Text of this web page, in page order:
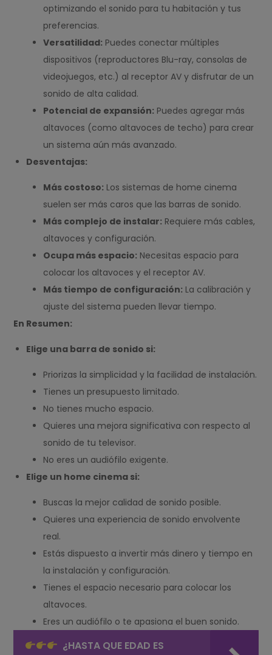
optimizando el sonido para tu habitación y tus
preferencias.
Versatilidad: Puedes conectar múltiples
dispositivos (reproductores Blu-ray, consolas de
videojuegos, etc.) al receptor AV y disfrutar de un
sonido de alta calidad.
Potencial de expansión: Puedes agregar más
altavoces (como altavoces de techo) para crear
un sistema aún más avanzado.
Desventajas:
Más costoso: Los sistemas de home cinema
suelen ser más caros que las barras de sonido.
Más complejo de instalar: Requiere más cables,
altavoces y configuración.
Ocupa más espacio: Necesitas espacio para
colocar los altavoces y el receptor AV.
Más tiempo de configuración: La calibración y
ajuste del sistema pueden llevar tiempo.
En Resumen:
Elige una barra de sonido si:
Priorizas la simplicidad y la facilidad de instalación.
Tienes un presupuesto limitado.
No tienes mucho espacio.
Quieres una mejora significativa con respecto al
sonido de tu televisor.
No eres un audiófilo exigente.
Elige un home cinema si:
Buscas la mejor calidad de sonido posible.
Quieres una experiencia de sonido envolvente
real.
Estás dispuesto a invertir más dinero y tiempo en
la instalación y configuración.
Tienes el espacio necesario para colocar los
altavoces.
Eres un audiófilo o te apasiona el buen sonido.
¿HASTA QUE EDAD ES